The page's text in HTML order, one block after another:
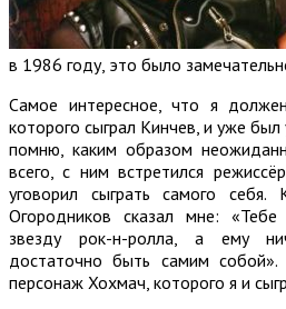
в 1986 году, это было
Самое интересное, что я
которого сыграл Кинчев, и уже
помню, каким образом
всего, с ним встретился
уговорил сыграть самого себя.
Огородников сказал мне:
звезду рок-н-ролла, а ему
достаточно быть самим
персонаж Хохмач, которого я и